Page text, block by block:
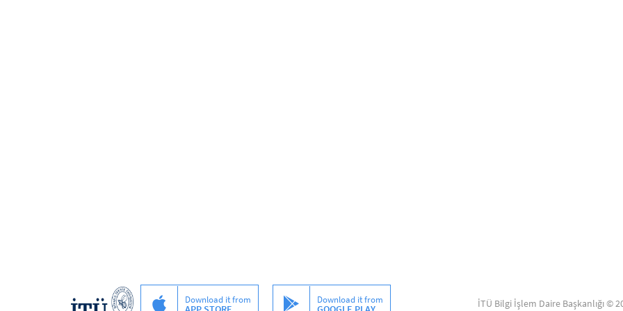
Download it from Download it from İTÜ Bilgi İşlem Daire Başkanlığı ©